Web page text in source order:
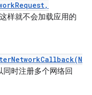
这样就不会加载应用的
同时注册多个网络回